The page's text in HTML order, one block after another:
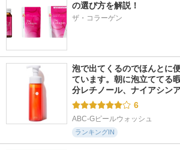
5.5
3721件
薬用 美白美容液
ノフォーカスIV
HAKU
ム
コスメデコルテ
の選び方を解説！
ザ・コラーゲン
泡で出てくるのでほんとに
ています。朝に泡立ててる
分レチノール、ナイアシン
6
ABC-Gピールウォッシュ
ランキングIN